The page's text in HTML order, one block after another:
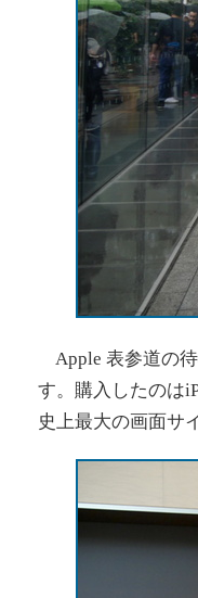
Apple 表参道の
す。購入したのは
史上最大の画面サ